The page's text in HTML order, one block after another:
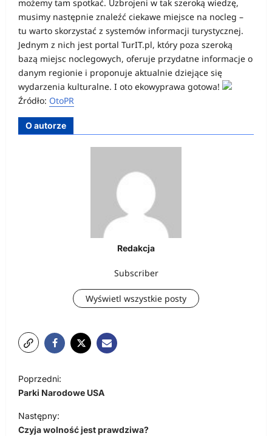
możemy tam spotkać. Uzbrojeni w tak szeroką wiedzę,
musimy następnie znaleźć ciekawe miejsce na nocleg –
tu warto skorzystać z systemów informacji turystycznej.
Jednym z nich jest portal TurIT.pl, który poza szeroką
bazą miejsc noclegowych, oferuje przydatne informacje o
danym regionie i proponuje aktualnie dziejące się
wydarzenia kulturalne. I oto ekowyprawa gotowa!
Źródło: OtoPR
O autorze
Redakcja
Subscriber
Wyświetl wszystkie posty
a
w
i
Poprzedni:
Parki Narodowe USA
Następny:
Czyja wolność jest prawdziwa?